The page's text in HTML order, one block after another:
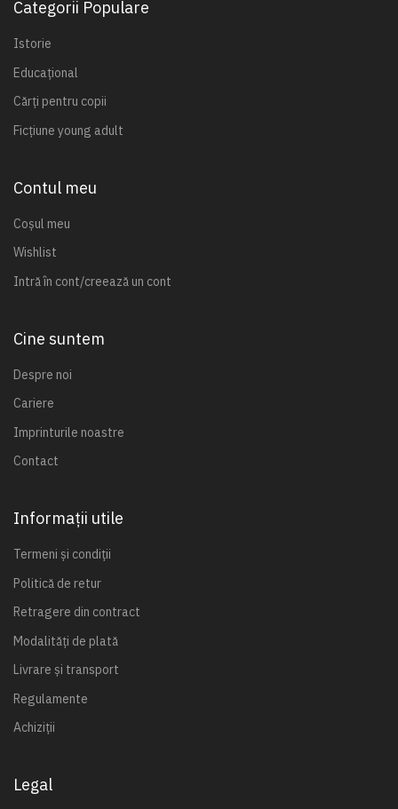
Categorii Populare
Istorie
Educațional
Cărți pentru copii
Ficțiune young adult
Contul meu
Coșul meu
Wishlist
Intră în cont/creează un cont
Cine suntem
Despre noi
Cariere
Imprinturile noastre
Contact
Informații utile
Termeni și condiții
Politică de retur
Retragere din contract
Modalități de plată
Livrare și transport
Regulamente
Achiziții
Legal